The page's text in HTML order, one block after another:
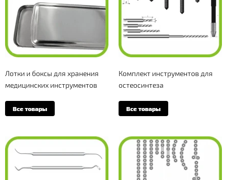
Лотки и боксы для хранения
медицинских инструментов
Все товары
Комплект инструментов для
остеосинтеза
Все товары